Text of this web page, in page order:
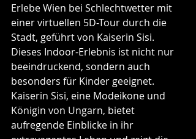
Erlebe Wien bei Schlechtwetter mit
einer virtuellen 5D-Tour durch die
Stadt, geführt von Kaiserin Sisi.
Dieses Indoor-Erlebnis ist nicht nur
beeindruckend, sondern auch
besonders für Kinder geeignet.
Kaiserin Sisi, eine Modeikone und
Königin von Ungarn, bietet
aufregende Einblicke in ihr